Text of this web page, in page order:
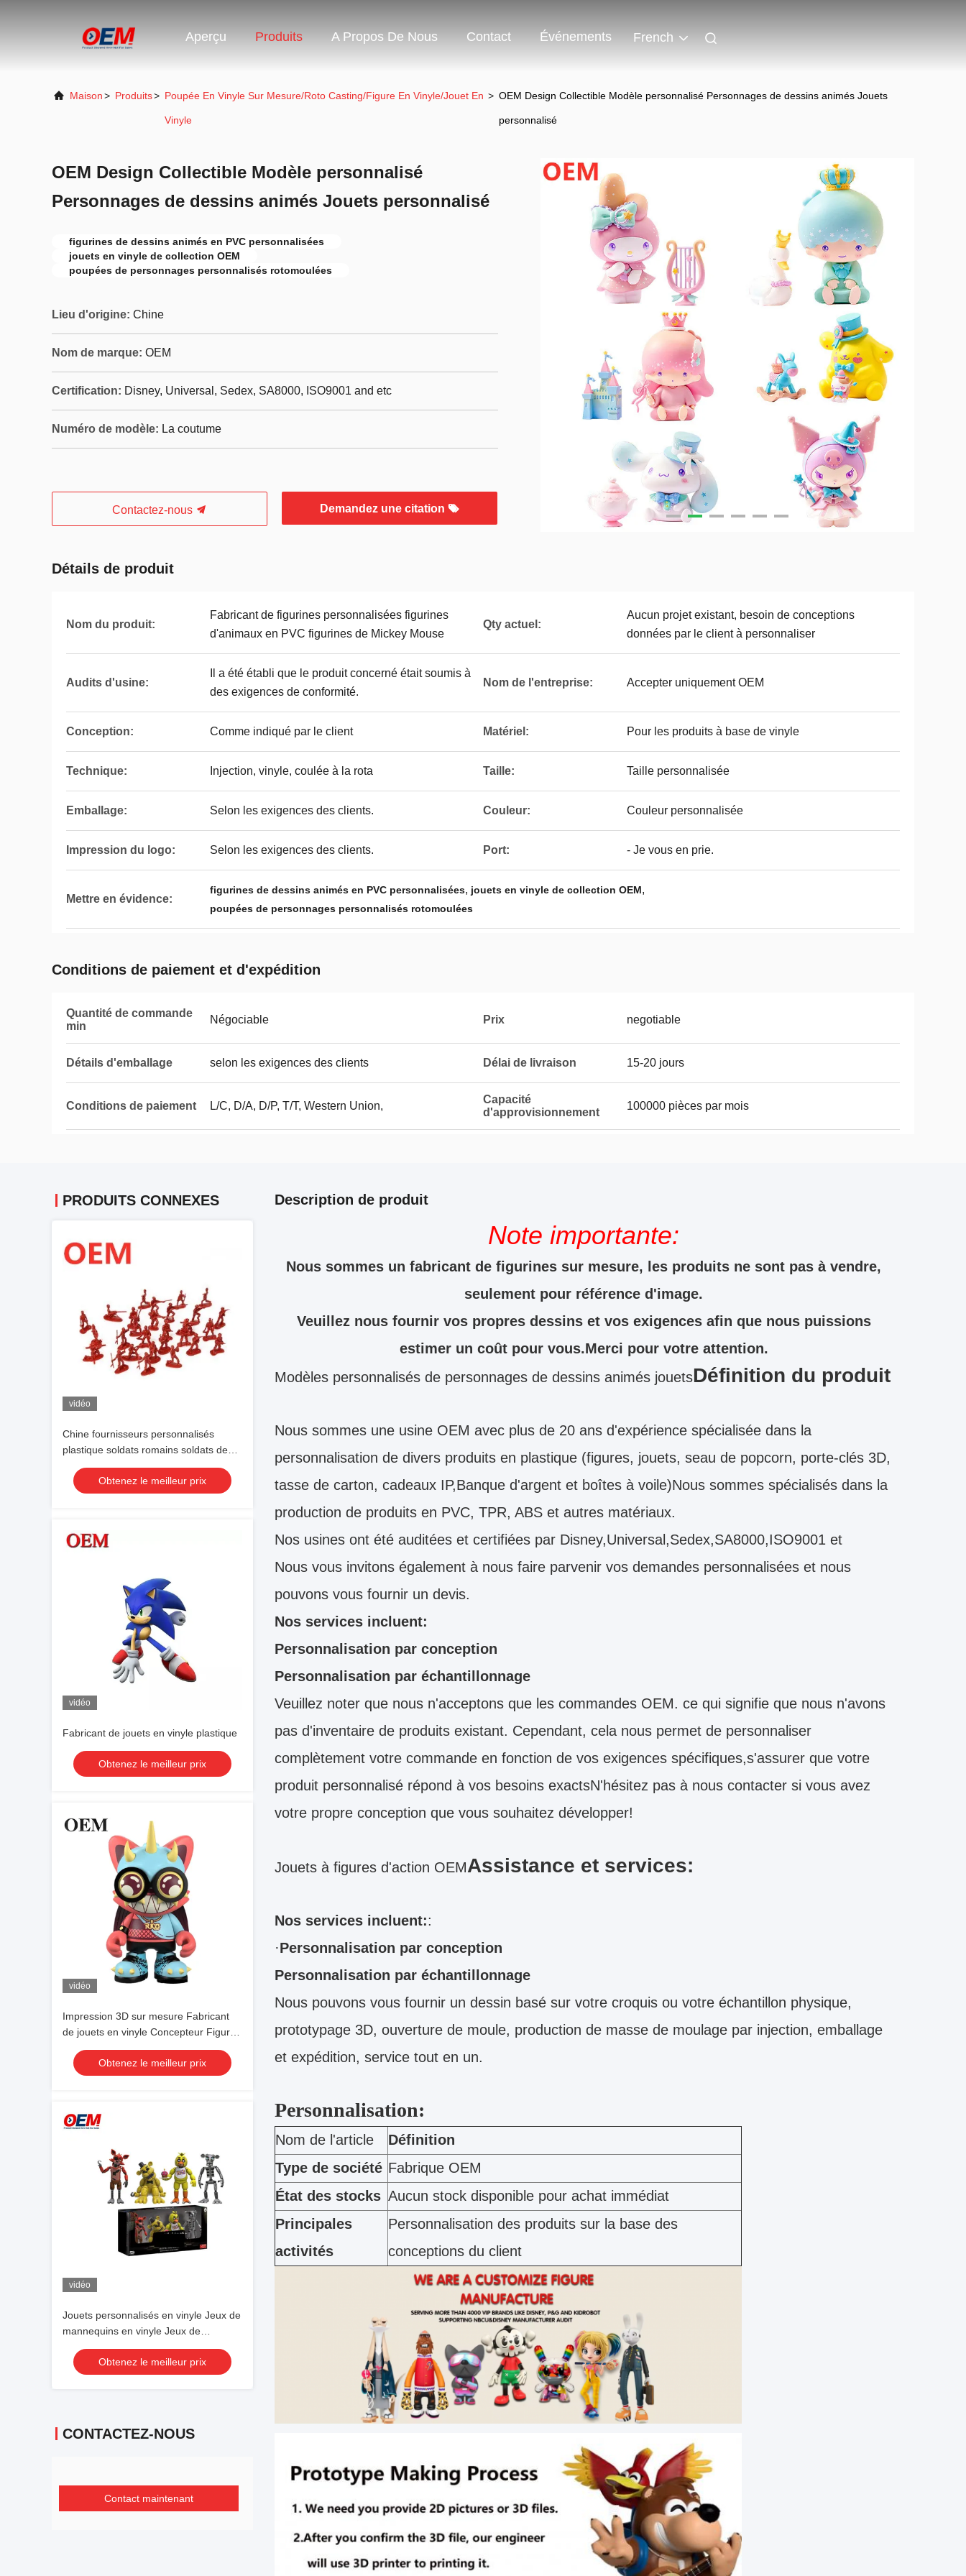
Aperçu Produits A Propos De Nous Contact Événements French
Maison> Produits> Poupée En Vinyle Sur Mesure/Roto Casting/Figure En Vinyle/Jouet En
Vinyle
> OEM Design Collectible Modèle personnalisé Personnages de dessins animés Jouets
personnalisé
OEM Design Collectible Modèle personnalisé
Personnages de dessins animés Jouets personnalisé
figurines de dessins animés en PVC personnalisées
jouets en vinyle de collection OEM
poupées de personnages personnalisés rotomoulées
Lieu d'origine: Chine
Nom de marque: OEM
Certification: Disney, Universal, Sedex, SA8000, ISO9001 and etc
Numéro de modèle: La coutume
Contactez-nous Demandez une citation
Détails de produit
Nom du produit:
Fabricant de figurines personnalisées figurines
d'animaux en PVC figurines de Mickey Mouse
Qty actuel:
Aucun projet existant, besoin de conceptions
données par le client à personnaliser
Audits d'usine:
Il a été établi que le produit concerné était soumis à
des exigences de conformité.
Nom de l'entreprise: Accepter uniquement OEM
Conception: Comme indiqué par le client Matériel: Pour les produits à base de vinyle
Technique: Injection, vinyle, coulée à la rota Taille: Taille personnalisée
Emballage: Selon les exigences des clients. Couleur: Couleur personnalisée
Impression du logo: Selon les exigences des clients. Port: - Je vous en prie.
Mettre en évidence:
figurines de dessins animés en PVC personnalisées, jouets en vinyle de collection OEM,
poupées de personnages personnalisés rotomoulées
Conditions de paiement et d'expédition
Quantité de commande
min
Négociable Prix negotiable
Détails d'emballage selon les exigences des clients Délai de livraison 15-20 jours
Conditions de paiement L/C, D/A, D/P, T/T, Western Union,
Capacité
d'approvisionnement
100000 pièces par mois
PRODUITS CONNEXES
vidéo
Chine fournisseurs personnalisés
plastique soldats romains soldats de
l'armée jouets personnalisés figure
Obtenez le meilleur prix
vidéo
Fabricant de jouets en vinyle plastique
Obtenez le meilleur prix
vidéo
Impression 3D sur mesure Fabricant
de jouets en vinyle Concepteur Figure
en vinyle sur mesure
Obtenez le meilleur prix
vidéo
Jouets personnalisés en vinyle Jeux de
mannequins en vinyle Jeux de
mannequins
Obtenez le meilleur prix
CONTACTEZ-NOUS
Contact maintenant
Description de produit
Note importante:
Nous sommes un fabricant de figurines sur mesure, les produits ne sont pas à vendre,
seulement pour référence d'image.
Veuillez nous fournir vos propres dessins et vos exigences afin que nous puissions
estimer un coût pour vous.Merci pour votre attention.
Modèles personnalisés de personnages de dessins animés jouetsDéfinition du produit
Nous sommes une usine OEM avec plus de 20 ans d'expérience spécialisée dans la
personnalisation de divers produits en plastique (figures, jouets, seau de popcorn, porte-clés 3D,
tasse de carton, cadeaux IP,Banque d'argent et boîtes à voile)Nous sommes spécialisés dans la
production de produits en PVC, TPR, ABS et autres matériaux.
Nos usines ont été auditées et certifiées par Disney,Universal,Sedex,SA8000,ISO9001 et
Nous vous invitons également à nous faire parvenir vos demandes personnalisées et nous
pouvons vous fournir un devis.
Nos services incluent:
Personnalisation par conception
Personnalisation par échantillonnage
Veuillez noter que nous n'acceptons que les commandes OEM. ce qui signifie que nous n'avons
pas d'inventaire de produits existant. Cependant, cela nous permet de personnaliser
complètement votre commande en fonction de vos exigences spécifiques,s'assurer que votre
produit personnalisé répond à vos besoins exactsN'hésitez pas à nous contacter si vous avez
votre propre conception que vous souhaitez développer!
Jouets à figures d'action OEMAssistance et services:
Nos services incluent::
·Personnalisation par conception
Personnalisation par échantillonnage
Nous pouvons vous fournir un dessin basé sur votre croquis ou votre échantillon physique,
prototypage 3D, ouverture de moule, production de masse de moulage par injection, emballage
et expédition, service tout en un.
Personnalisation:
Nom de l'article
Définition
Type de société Fabrique OEM
État des stocks Aucun stock disponible pour achat immédiat
Principales
activités
Personnalisation des produits sur la base des
conceptions du client